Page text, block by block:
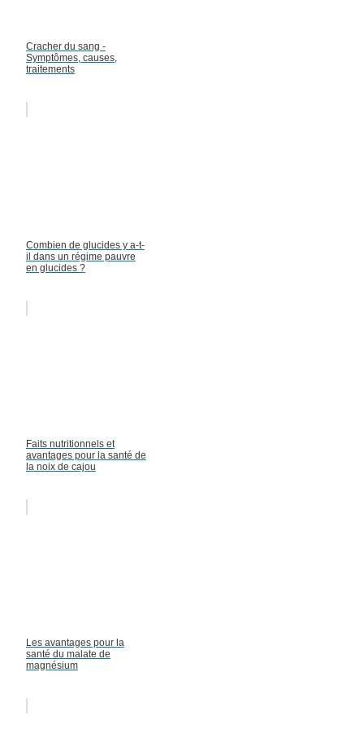
Cracher du sang -
Symptômes, causes,
traitements
Combien de glucides y a-t-
il dans un régime pauvre
en glucides ?
Faits nutritionnels et
avantages pour la santé de
la noix de cajou
Les avantages pour la
santé du malate de
magnésium